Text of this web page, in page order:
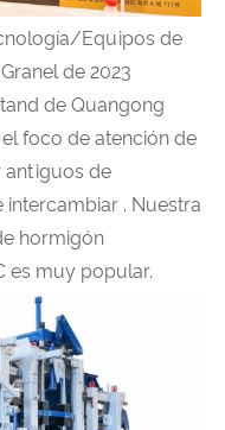
Equipos de
de 2023
de Quangong
foco de atención de
antiguos de
. Nuestra
hormigón
es muy popular.